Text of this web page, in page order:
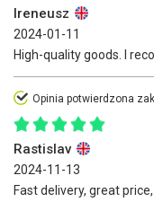
Ireneusz
2024-01-11
High-quality goods. I
Opinia potwierdzona
Rastislav
2024-11-13
Fast delivery, great